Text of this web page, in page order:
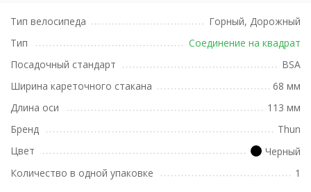
Тип велосипеда
Горный, Дорожный
Тип
Соединение на квадрат
Посадочный стандарт
BSA
Ширина кареточного стакана
68 мм
Длина оси
113 мм
Бренд
Thun
Цвет
Черный
Количество в одной упаковке
1